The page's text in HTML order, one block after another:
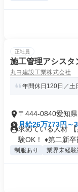
正社員
施工管理アシスタ
丸ヨ建設工業株式会社
年間休日120日／土
〒444-0840愛知
月給26万773円～
求めている人材
験OK！ ♦第二新卒
制服あり 業界未経験